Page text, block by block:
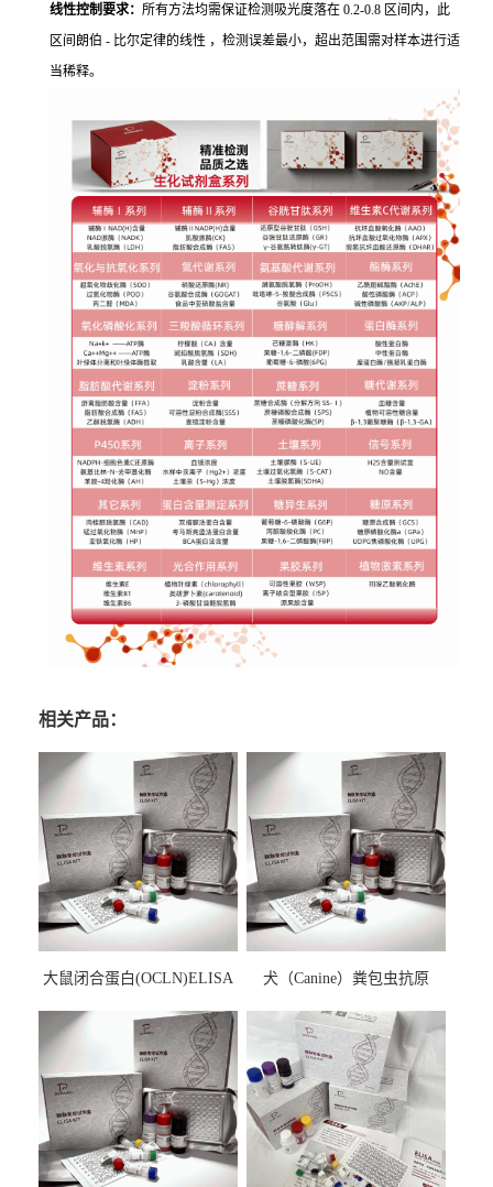
线性控制要求： 所有方法均需保证检测吸光度落在 0.2-0.8 区间内，此
区间朗伯 - 比尔定律的线性 ，检测误差最小，超出范围需对样本进行适
当稀释。
相关产品：
大鼠闭合蛋白(OCLN)ELISA
犬（Canine）粪包虫抗原